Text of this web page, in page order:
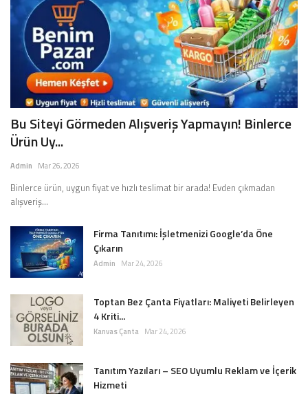
Bu Siteyi Görmeden Alışveriş Yapmayın! Binlerce
Ürün Uy...
Admin Mar 26, 2026
Binlerce ürün, uygun fiyat ve hızlı teslimat bir arada! Evden çıkmadan
alışveriş...
Firma Tanıtımı: İşletmenizi Google’da Öne
Çıkarın
Admin Mar 24, 2026
Toptan Bez Çanta Fiyatları: Maliyeti Belirleyen
4 Kriti...
Kanvas Çanta Mar 24, 2026
Tanıtım Yazıları – SEO Uyumlu Reklam ve İçerik
Hizmeti